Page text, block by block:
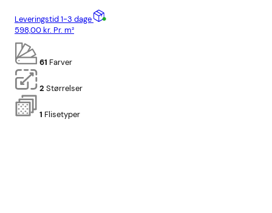
Leveringstid 1-3 dage
598,00kr. Pr. m²
61 Farver
2 Størrelser
1 Flisetyper